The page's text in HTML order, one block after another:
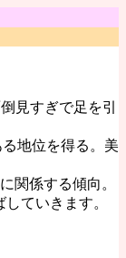
見すぎで足を引
地位を得る。美
関係する傾向。
ていきます。